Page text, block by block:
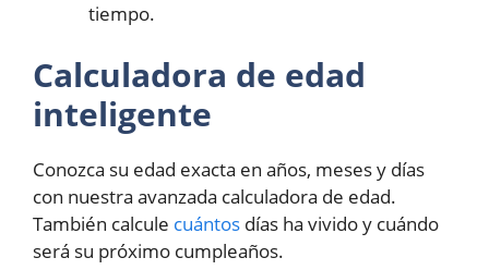
tiempo.
Calculadora de edad
inteligente
Conozca su edad exacta en años, meses y días
con nuestra avanzada calculadora de edad.
También calcule cuántos días ha vivido y cuándo
será su próximo cumpleaños.